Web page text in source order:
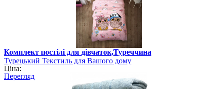
Комплект постілі для дівчаток,Туреччина
Турецький Текстиль для Вашого дому
Ціна:
Перегляд